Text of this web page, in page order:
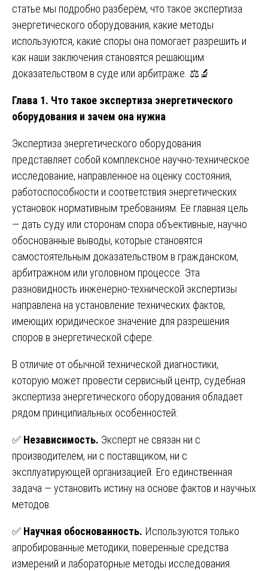
статье мы подробно разберём, что такое экспертиза
энергетического оборудования, какие методы
используются, какие споры она помогает разрешить и
как наши заключения становятся решающим
доказательством в суде или арбитраже. ⚖️🔬
Глава 1. Что такое экспертиза энергетического
оборудования и зачем она нужна
Экспертиза энергетического оборудования
представляет собой комплексное научно-техническое
исследование, направленное на оценку состояния,
работоспособности и соответствия энергетических
установок нормативным требованиям. Её главная цель
— дать суду или сторонам спора объективные, научно
обоснованные выводы, которые становятся
самостоятельным доказательством в гражданском,
арбитражном или уголовном процессе. Эта
разновидность инженерно-технической экспертизы
направлена на установление технических фактов,
имеющих юридическое значение для разрешения
споров в энергетической сфере.
В отличие от обычной технической диагностики,
которую может провести сервисный центр, судебная
экспертиза энергетического оборудования обладает
рядом принципиальных особенностей:
✅ Независимость. Эксперт не связан ни с
производителем, ни с поставщиком, ни с
эксплуатирующей организацией. Его единственная
задача — установить истину на основе фактов и научных
методов.
✅ Научная обоснованность. Используются только
апробированные методики, поверенные средства
измерений и лабораторные методы исследования.